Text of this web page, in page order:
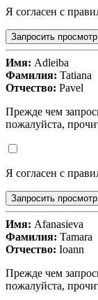
Я согласен с
Запросить
Имя: Adleiba
Фамилия: Tatiana
Отчество: Pavel
Прежде чем
пожалуйста,
Я согласен с
Запросить
Имя: Afanasieva
Фамилия: Tamara
Отчество: Ioann
Прежде чем
пожалуйста,